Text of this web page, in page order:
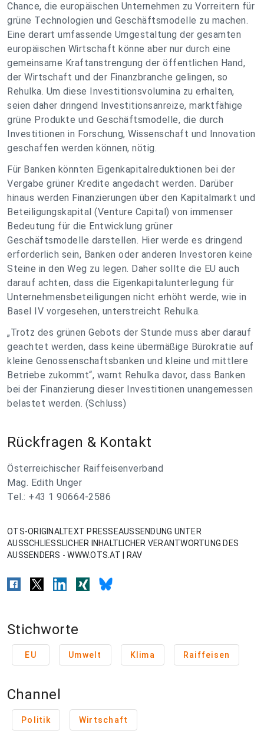
Chance, die europäischen Unternehmen zu Vorreitern für
grüne Technologien und Geschäftsmodelle zu machen.
Eine derart umfassende Umgestaltung der gesamten
europäischen Wirtschaft könne aber nur durch eine
gemeinsame Kraftanstrengung der öffentlichen Hand,
der Wirtschaft und der Finanzbranche gelingen, so
Rehulka. Um diese Investitionsvolumina zu erhalten,
seien daher dringend Investitionsanreize, marktfähige
grüne Produkte und Geschäftsmodelle, die durch
Investitionen in Forschung, Wissenschaft und Innovation
geschaffen werden können, nötig.
Für Banken könnten Eigenkapitalreduktionen bei der
Vergabe grüner Kredite angedacht werden. Darüber
hinaus werden Finanzierungen über den Kapitalmarkt und
Beteiligungskapital (Venture Capital) von immenser
Bedeutung für die Entwicklung grüner
Geschäftsmodelle darstellen. Hier werde es dringend
erforderlich sein, Banken oder anderen Investoren keine
Steine in den Weg zu legen. Daher sollte die EU auch
darauf achten, dass die Eigenkapitalunterlegung für
Unternehmensbeteiligungen nicht erhöht werde, wie in
Basel IV vorgesehen, unterstreicht Rehulka.
„Trotz des grünen Gebots der Stunde muss aber darauf
geachtet werden, dass keine übermäßige Bürokratie auf
kleine Genossenschaftsbanken und kleine und mittlere
Betriebe zukommt“, warnt Rehulka davor, dass Banken
bei der Finanzierung dieser Investitionen unangemessen
belastet werden. (Schluss)
Rückfragen & Kontakt
Österreichischer Raiffeisenverband
Mag. Edith Unger
Tel.: +43 1 90664-2586
OTS-ORIGINALTEXT PRESSEAUSSENDUNG UNTER
AUSSCHLIESSLICHER INHALTLICHER VERANTWORTUNG DES
AUSSENDERS - WWW.OTS.AT | RAV
Stichworte
EU Umwelt Klima Raiffeisen
Channel
Politik Wirtschaft